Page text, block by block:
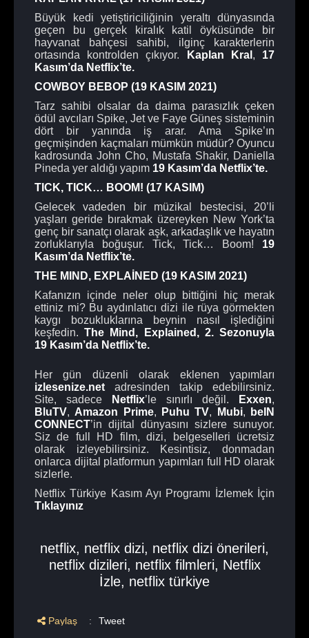
Büyük kedi yetiştiriciliğinin yeraltı dünyasında
geçen bu gerçek kiralık katil öyküsünde bir
hayvanat bahçesi sahibi, ilginç karakterlerin
ortasında kontrolden çıkıyor.
Kaplan Kral , 17
Kasım’da Netflix’te.
COWBOY BEBOP (19 KASIM 2021)
Tarz sahibi olsalar da daima parasızlık çeken
ödül avcıları Spike, Jet ve Faye Güneş sisteminin
dört bir yanında iş arar. Ama Spike’ın
geçmişinden kaçmaları mümkün müdür? Oyuncu
kadrosunda John Cho, Mustafa Shakir, Daniella
Pineda yer aldığı yapım 19 Kasım’da Netflix’te.
TICK, TICK… BOOM! (17 KASIM)
Gelecek vadeden bir müzikal bestecisi, 20’li
yaşları geride bırakmak üzereyken New York’ta
genç bir sanatçı olarak aşk, arkadaşlık ve hayatın
zorluklarıyla boğuşur. Tick, Tick… Boom! 19
Kasım’da Netflix’te.
THE MIND, EXPLAİNED (19 KASIM 2021)
Kafanızın içinde neler olup bittiğini hiç merak
ettiniz mi? Bu aydınlatıcı dizi ile rüya görmekten
kaygı bozukluklarına beynin nasıl işlediğini
keşfedin.The Mind, Explained, 2. Sezonuyla
19 Kasım’da Netflix’te.
Her gün düzenli olarak eklenen yapımları
izlesenize.net adresinden takip edebilirsiniz.
Site, sadece
Netflix’le sınırlı değil. Exxen,
BluTV, Amazon Prime, Puhu TV, Mubi,
beIN
CONNECT’in dijital dünyasını sizlere sunuyor.
Siz de full HD film, dizi, belgeselleri ücretsiz
olarak izleyebilirsiniz. Kesintisiz, donmadan
onlarca dijital platformun yapımları full HD olarak
sizlerle.
Netflix Türkiye Kasım Ayı Programı İzlemek İçin
Tıklayınız
netflix, netflix dizi, netflix dizi önerileri,
netflix dizileri, netflix filmleri, Netflix
İzle, netflix türkiye
Paylaş : Tweet